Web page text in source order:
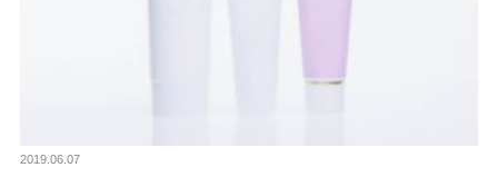
2019.06.07